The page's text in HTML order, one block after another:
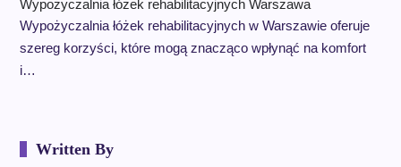
Wypożyczalnia łóżek rehabilitacyjnych Warszawa
Wypożyczalnia łóżek rehabilitacyjnych w Warszawie oferuje
szereg korzyści, które mogą znacząco wpłynąć na komfort
i…
Written By